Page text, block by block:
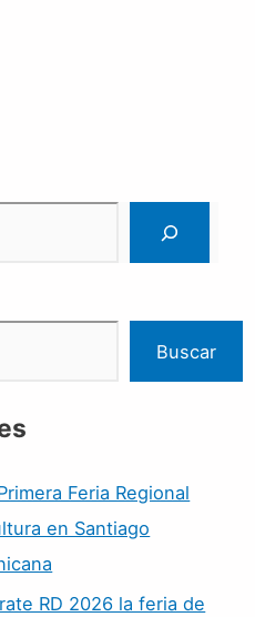
Buscar
Feria Regional
en Santiago
RD 2026 la feria de